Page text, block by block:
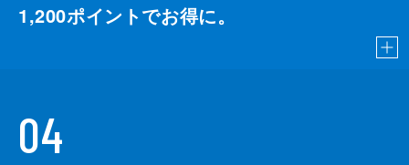
1,200ポイントでお得に。
04